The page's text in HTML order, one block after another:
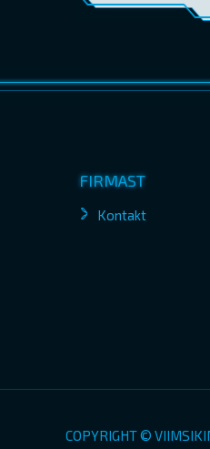
FIRMAST
Kontakt
COPYRIGHT ©